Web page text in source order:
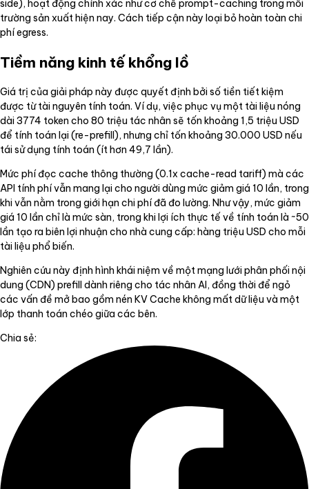
side), hoạt động chính xác như cơ chế prompt-caching trong môi
trường sản xuất hiện nay. Cách tiếp cận này loại bỏ hoàn toàn chi
phí egress.
Tiềm năng kinh tế khổng lồ
Giá trị của giải pháp này được quyết định bởi số tiền tiết kiệm
được từ tài nguyên tính toán. Ví dụ, việc phục vụ một tài liệu nóng
dài 3774 token cho 80 triệu tác nhân sẽ tốn khoảng 1,5 triệu USD
để tính toán lại (re-prefill), nhưng chỉ tốn khoảng 30.000 USD nếu
tái sử dụng tính toán (ít hơn 49,7 lần).
Mức phí đọc cache thông thường (0.1x cache-read tariff) mà các
API tính phí vẫn mang lại cho người dùng mức giảm giá 10 lần, trong
khi vẫn nằm trong giới hạn chi phí đã đo lường. Như vậy, mức giảm
giá 10 lần chỉ là mức sàn, trong khi lợi ích thực tế về tính toán là ~50
lần tạo ra biên lợi nhuận cho nhà cung cấp: hàng triệu USD cho mỗi
tài liệu phổ biến.
Nghiên cứu này định hình khái niệm về một mạng lưới phân phối nội
dung (CDN) prefill dành riêng cho tác nhân AI, đồng thời để ngỏ
các vấn đề mở bao gồm nén KV Cache không mất dữ liệu và một
lớp thanh toán chéo giữa các bên.
Chia sẻ: